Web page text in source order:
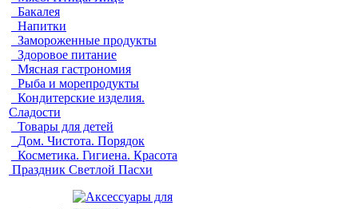
Бакалея
Напитки
Замороженные продукты
Здоровое питание
Мясная гастрономия
Рыба и морепродукты
Кондитерские изделия.
Сладости
Товары для детей
Дом. Чистота. Порядок
Косметика. Гигиена. Красота
Праздник Светлой Пасхи